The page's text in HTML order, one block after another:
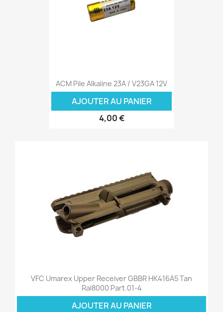
ACM Pile Alkaline 23A / V23GA 12V
AJOUTER AU PANIER
4,00 €
VFC Umarex Upper Receiver GBBR HK416A5 Tan
Ral8000 Part.01-4
AJOUTER AU PANIER